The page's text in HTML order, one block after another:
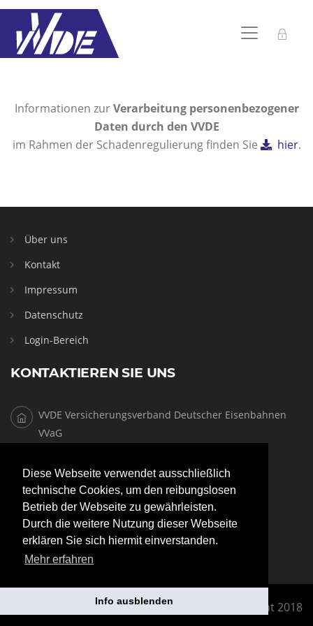
Diese Webseite verwendet ausschließlich
technische Cookies, um den reibungslosen
Betrieb der Webseite zu gewährleisten.
Durch die weitere Nutzung dieser Webseite
erklären Sie sich hiermit einverstanden.
Mehr erfahren
Info ausblenden
Informationen zurVerarbeitung personenbezogener
Daten durch den VVDE
im Rahmen der Schadenregulierung finden Sie
hier.
ZENTRALE
Über uns
Kontakt
Impressum
Datenschutz
Login-Bereich
KONTAKTIEREN SIE UNS
VVDE Versicherungsverband Deutscher Eisenbahnen
VVaG
+49 (0) 221 20 38 2-0
+49 (0) 221 20 38 2-29
info@vvde.de
© Copyright 2018